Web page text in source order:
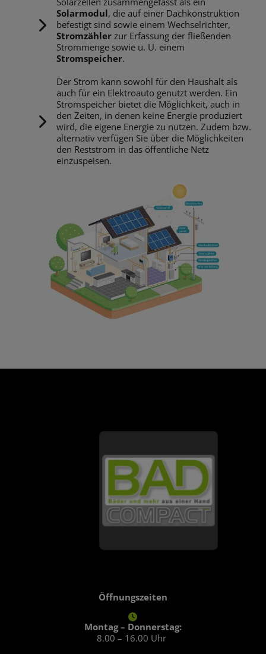
Solarmodul, die auf einer Dachkonstruktion
befestigt sind sowie einem Wechselrichter,
Stromzähler zur Erfassung der fließenden
Strommenge sowie u. U. einem
Stromspeicher.
Der Strom kann sowohl für den Haushalt als
auch für ein Elektroauto genutzt werden. Ein
Stromspeicher bietet die Möglichkeit, auch in
den Zeiten, in denen keine Energie produziert
wird, die eigene Energie zu nutzen. Zudem bzw.
alternativ verfügen Sie über die Möglichkeiten
den Reststrom in das öffentliche Netz
einzuspeisen.
Öffnungszeiten
Montag – Donnerstag:
8.00 – 16.00 Uhr